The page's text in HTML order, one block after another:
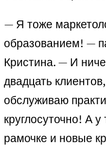
— Я тоже
образованием! —
Кристина. — И
двадцать
обслуживаю
круглосуточно! А
рамочке и новые